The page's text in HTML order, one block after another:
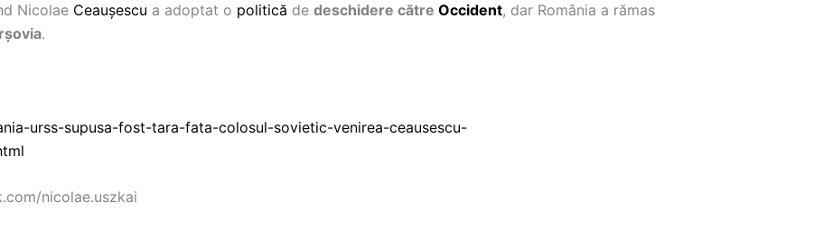
Nicolae Ceaușescu a adoptat o politică de deschidere către Occident, dar România a rămas
.
urss-supusa-fost-tara-fata-colosul-sovietic-venirea-ceausescu-
nicolae.uszkai